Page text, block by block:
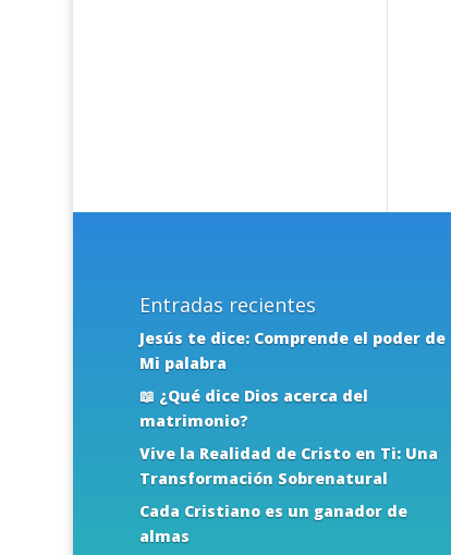
Entradas recientes
Jesús te dice: Comprende el poder de
Mi palabra
📖 ¿Qué dice Dios acerca del
matrimonio?
Vive la Realidad de Cristo en Ti: Una
Transformación Sobrenatural
Cada Cristiano es un ganador de
almas